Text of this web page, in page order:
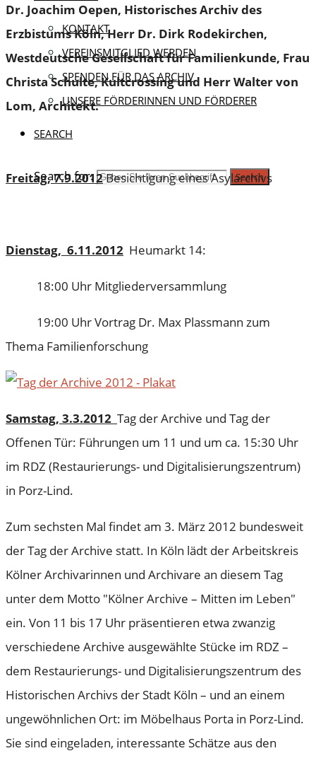
KONTAKT
VEREINSMITGLIED WERDEN
SPENDEN FÜR DAS ARCHIV
UNSERE FÖRDERINNEN UND FÖRDERER
SEARCH
Search for: Search
Dr. Joachim Oepen, Historisches Archiv des
Erzbistums Köln, Herr Dr. Dirk Rodekirchen,
Westdeutsche Gesellschaft für Familienkunde, Frau
Christa Schulte, Kultcrossing und Herr Walter von
Lom, Architekt.
Freitag, 7.9.2012Besichtigung eines Asylarchivs
Dienstag, 6.11.2012 Heumarkt 14:
18:00 Uhr Mitgliederversammlung
19:00 Uhr Vortrag Dr. Max Plassmann zum
Thema Familienforschung
Samstag, 3.3.2012 Tag der Archive und Tag der
Offenen Tür: Führungen um 11 und um ca. 15:30 Uhr
im RDZ (Restaurierungs- und Digitalisierungszentrum)
in Porz-Lind.
Zum sechsten Mal findet am 3. März 2012 bundesweit
der Tag der Archive statt. In Köln lädt der Arbeitskreis
Kölner Archivarinnen und Archivare an diesem Tag
unter dem Motto "Kölner Archive – Mitten im Leben"
ein. Von 11 bis 17 Uhr präsentieren etwa zwanzig
verschiedene Archive ausgewählte Stücke im RDZ –
dem Restaurierungs- und Digitalisierungszentrum des
Historischen Archivs der Stadt Köln – und an einem
ungewöhnlichen Ort: im Möbelhaus Porta in Porz-Lind.
Sie sind eingeladen, interessante Schätze aus den